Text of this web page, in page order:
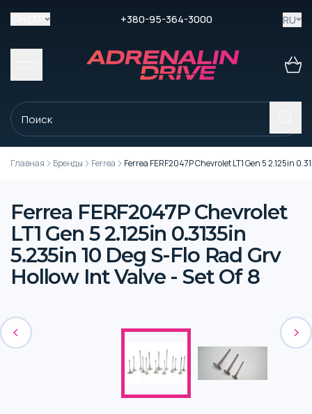
+380-95-364-3000 RU
Главная Бренды Ferrea Ferrea FERF2047P Chevrolet LT1 Gen 5 2.125in
Ferrea FERF2047P Chevrolet
LT1 Gen 5 2.125in 0.3135in
5.235in 10 Deg S-Flo Rad Grv
Hollow Int Valve - Set Of 8